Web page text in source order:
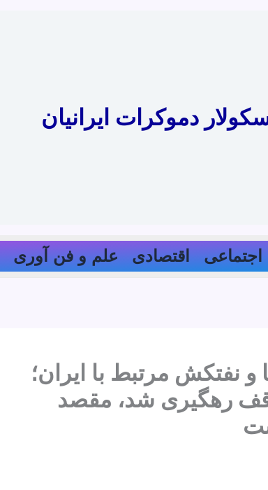
دموکرات ایرانیان
اجتماعی اقتصادی علم و فن آوری
و نفتکش مرتبط با ایران؛
رهگیری شد، مقصد